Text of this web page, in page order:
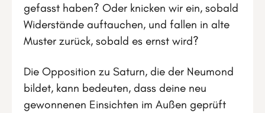
gefasst haben? Oder knicken wir ein, sobald
Widerstände auftauchen, und fallen in alte
Muster zurück, sobald es ernst wird?
Die Opposition zu Saturn, die der Neumond
bildet, kann bedeuten, dass deine neu
gewonnenen Einsichten im Außen geprüft